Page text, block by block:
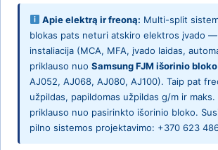
Apie elektrą ir freoną: Multi-split
blokas pats neturi atskiro elektros įvado
instaliacija (MCA, MFA, įvado laidas,
priklauso nuo Samsung FJM išorinio bloko
AJ052, AJ068, AJ080, AJ100). Taip pat
užpildas, papildomas užpildas g/m ir
priklauso nuo pasirinkto išorinio bloko.
pilno sistemos projektavimo: +370 623